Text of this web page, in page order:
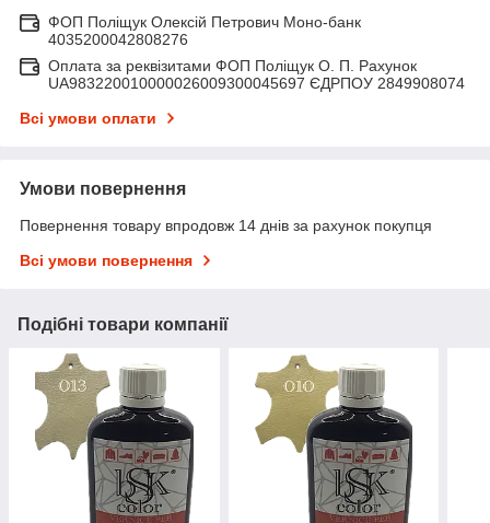
ФОП Поліщук Олексій Петрович Моно-банк
4035200042808276
Оплата за реквізитами ФОП Поліщук О. П. Рахунок
UA983220010000026009300045697 ЄДРПОУ 2849908074
Всі умови оплати
Умови повернення
Повернення товару впродовж 14 днів за рахунок покупця
Всі умови повернення
Подібні товари компанії